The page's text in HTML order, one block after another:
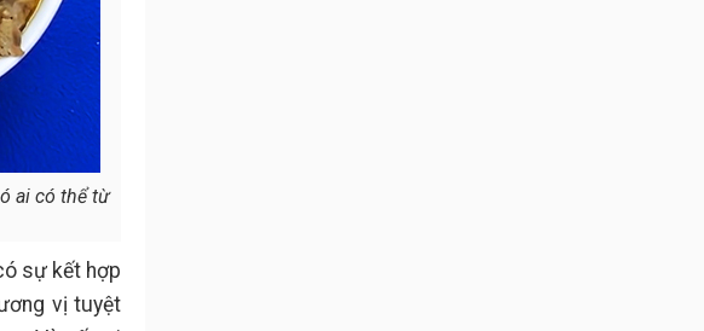
ai có thể từ
sự kết hợp
vị tuyệt